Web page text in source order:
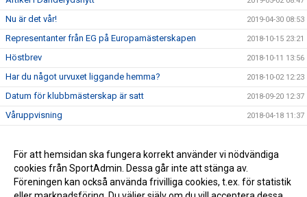
Nu är det vår! 2019-04-30 08:53
Representanter från EG på Europamästerskapen 2018-10-15 23:21
Höstbrev 2018-10-11 13:56
Har du något urvuxet liggande hemma? 2018-10-02 12:23
Datum för klubbmästerskap är satt 2018-09-20 12:37
Våruppvisning 2018-04-18 11:37
Verksamhetsberättelse 2016-2017 2018-03-08 10:33
EG på RT & RM-pojkar 2017-09-04 11:39
För att hemsidan ska fungera korrekt använder vi nödvändiga
cookies från SportAdmin. Dessa går inte att stänga av.
Föreningen kan också använda frivilliga cookies, t.ex. för statistik